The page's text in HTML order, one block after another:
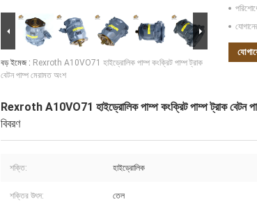
বড় ইমেজ : Rexroth A10VO71 হাইড্রোলিক পাম্প কংক্রিট পাম্প ট্রাক
বেটন পাম্প মেরামত অংশ
Rexroth A10VO71 হাইড্রোলিক পাম্প কংক্রিট পাম্প ট্রাক বেটন
বিবরণ
শক্তি: হাইড্রোলিক
শক্তির উৎস: তেল